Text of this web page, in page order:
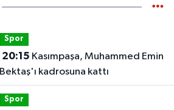
Spor
20:15
Bektaş'ı kadrosuna kattı
Spor